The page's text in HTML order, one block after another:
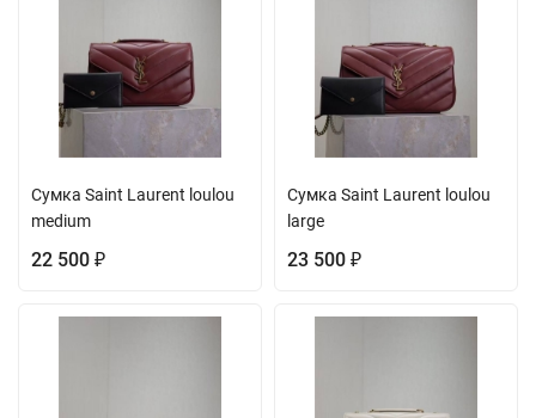
Сумка Saint Laurent loulou
medium
22 500 ₽
Сумка Saint Laurent loulou
large
23 500 ₽